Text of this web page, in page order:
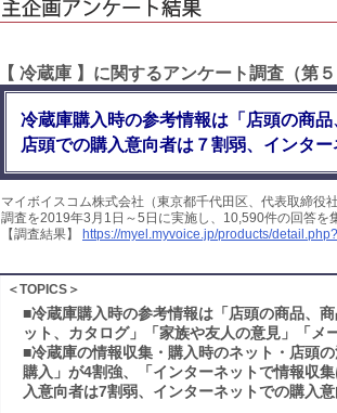
【 冷蔵庫 】に関するアンケート調査（第
冷蔵庫購入時の参考情報は「店頭の商
店頭での購入意向者は７割弱、インタ
マイボイスコム株式会社（東京都千代田区、代表取締役
調査を2019年3月1日～5日に実施し、10,590件の回答を
【調査結果】
https://myel.myvoice.jp/products/
＜TOPICS＞
■冷蔵庫購入時の参考情報は「店頭の商品、
ット、カタログ」「家族や友人の意見」「
■冷蔵庫の情報収集・購入時のネット・店頭
購入」が4割強、「インターネットで情報収
入意向者は7割弱、インターネットでの購入